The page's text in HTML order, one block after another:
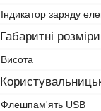
Індикатор заряду
Габаритні розміри
Висота
Флешпам'ять USB